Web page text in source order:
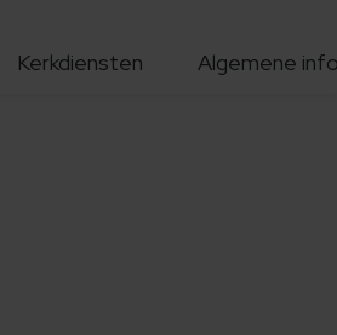
Kerkdiensten Algemene